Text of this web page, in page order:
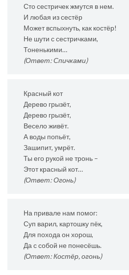
Сто сестричек жмутся в нем.
И любая из сестёр
Может вспыхнуть, как костёр!
Не шути с сестричками,
Тоненькими…
(Ответ: Спичками)
Красный кот
Дерево грызёт,
Дерево грызёт,
Весело живёт.
А воды попьёт,
Зашипит, умрёт.
Ты его рукой не тронь –
Этот красный кот…
(Ответ: Огонь)
На привале нам помог:
Суп варил, картошку пёк,
Для похода он хорош,
Да с собой не понесёшь.
(Ответ: Костёр, огонь)